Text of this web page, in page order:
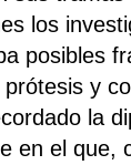
los
posibles
y
la
en el que,